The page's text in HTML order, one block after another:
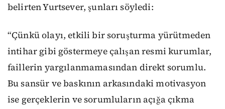
belirten Yurtsever, şunları söyledi:
“Çünkü olayı, etkili bir soruşturma yürütmeden
intihar gibi göstermeye çalışan resmi kurumlar,
faillerin yargılanmamasından direkt sorumlu.
Bu sansür ve baskının arkasındaki motivasyon
ise gerçeklerin ve sorumluların açığa çıkma